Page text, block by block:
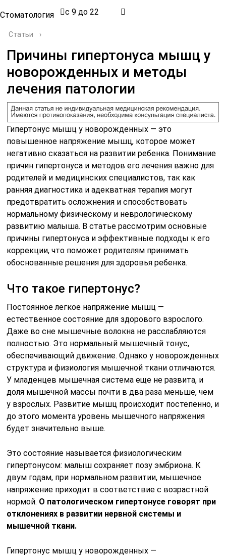
Стоматология с 9 до 22
Статьи ›
Причины гипертонуса мышц у
новорожденных и методы
лечения патологии
Гипертонус мышц у новорожденных — это
повышенное напряжение мышц, которое может
негативно сказаться на развитии ребенка. Понимание
причин гипертонуса и методов его лечения важно для
родителей и медицинских специалистов, так как
ранняя диагностика и адекватная терапия могут
предотвратить осложнения и способствовать
нормальному физическому и неврологическому
развитию малыша. В статье рассмотрим основные
причины гипертонуса и эффективные подходы к его
коррекции, что поможет родителям принимать
обоснованные решения для здоровья ребенка.
Что такое гипертонус?
Постоянное легкое напряжение мышц —
естественное состояние для здорового взрослого.
Даже во сне мышечные волокна не расслабляются
полностью. Это нормальный мышечный тонус,
обеспечивающий движение. Однако у новорожденных
структура и физиология мышечной ткани отличаются.
У младенцев мышечная система еще не развита, и
доля мышечной массы почти в два раза меньше, чем
у взрослых. Развитие мышц происходит постепенно, и
до этого момента уровень мышечного напряжения
будет значительно выше.
Это состояние называется физиологическим
гипертонусом: малыш сохраняет позу эмбриона. К
двум годам, при нормальном развитии, мышечное
напряжение приходит в соответствие с возрастной
нормой. О патологическом гипертонусе говорят при
отклонениях в развитии нервной системы и
мышечной ткани.
Гипертонус мышц у новорожденных —